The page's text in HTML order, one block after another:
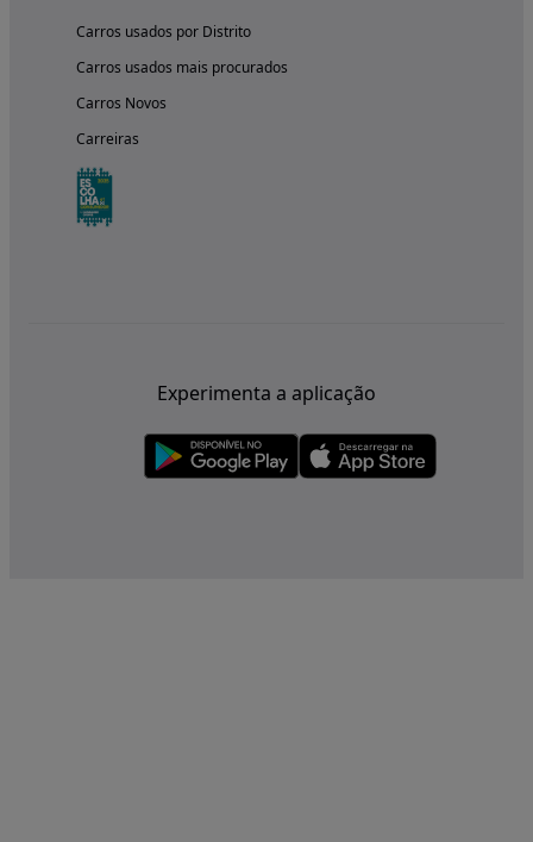
Carros usados por Distrito
Carros usados mais procurados
Carros Novos
Carreiras
Experimenta a aplicação